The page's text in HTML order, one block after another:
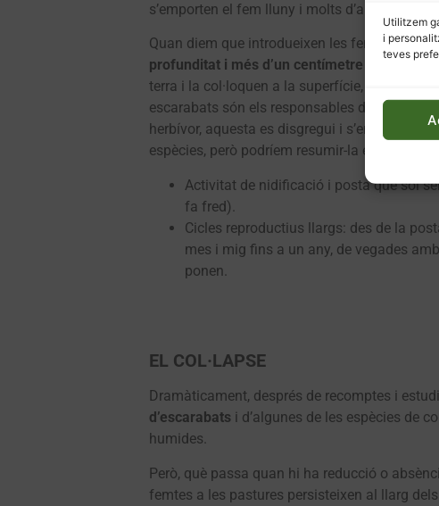
Utilitzem
i
teves
s’emporten el fem lluny i molts d’altres que
Quan diem que introdueixen les femtes a la
profunditat i més d’un centímetre de
terra i la col·loquen a la superfície, tant sota
escarabats són els responsables directes que,
herbívor, aquesta es disgregui i s’enterri. La
espècies, però podríem resumir-la en unes
Activitat de nidificació i posta que sol
fa fred).
Cicles reproductius llargs: des de la
mes i mig fins a un any, de vegades
ponen.
EL COL·LAPSE
Dramàticament, després de recomptes i
d’escarabats i d’algunes de les espècies de
humides.
Però, què passa quan hi ha reducció o
femtes a les pastures persisteixen al llarg